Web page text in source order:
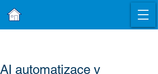
AI automatizace v